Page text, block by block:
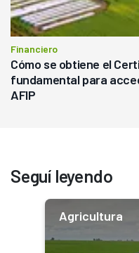
Financiero
Cómo se obtiene el
fundamental para
AFIP
Seguí leyendo
Agricultura